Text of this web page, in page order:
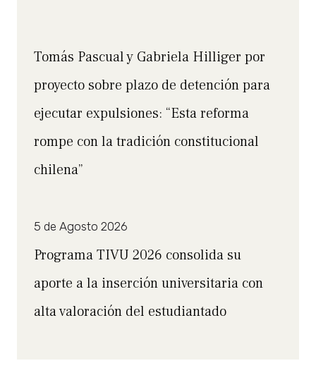
Tomás Pascual y Gabriela Hilliger por
proyecto sobre plazo de detención para
ejecutar expulsiones: “Esta reforma
rompe con la tradición constitucional
chilena”
5 de Agosto 2026
Programa TIVU 2026 consolida su
aporte a la inserción universitaria con
alta valoración del estudiantado